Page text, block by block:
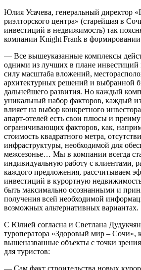
Юлия Усачева, генеральный директор
риэлторского центра» (старейшая в
инвестиций в недвижимость) так
компании Knight Frank в формировании
— Все вышеуказанные комплексы
одними из лучших в плане инвестиций
силу масштаба вложений,
архитектурных решений и выбранной
дальнейшего развития. Но каждый
уникальный набор факторов, каждый
влияет на выбор конкретного
апарт-отелей есть свои плюсы и
ограничивающих факторов, как,
стоимость квадратного метра,
инфраструктуры, необходимой для
межсезонье… Мы в компании всегда
индивидуальную работу с клиентами,
каждого предложения, рассчитываем
инвестиций в курортную
быть максимально осознанными и
получения всей необходимой
возможных альтернативных вариантах.
С Юлией согласна и Светлана
туроператора «Здоровый мир – Сочи»,
вышеназванные объекты с точки
для туристов:
— Сам факт строительства новых